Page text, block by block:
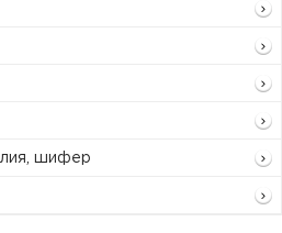
шифер